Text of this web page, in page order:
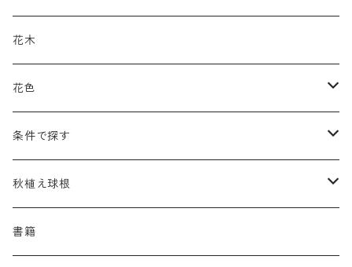
アストランティア
アデノフォラ
カルタ
クランベ
サルウィア
サングイソルバ
タ行
タナケツム
タリクトルム
ナ行
ネペタ
ハ行
パエオニア
バプティシア
マ行
ムクゲニア
ラ行
アコニツム
アルンクス
ギボウシ
キレンゲショウマ
タ行
ティアレラ
ドイツスズラン
ハ行
ブルネラ
プルモナリア
マ行
メルテンシア
ラ行
ランプロカプノス
シダ類
エリムス
カ行
カスマンティウム
カレクス
サ行
スティパ
セスレリア
タ行
デスカンプシア
ハ行
ハコネクロア
マ行
原種類
ハマナシの交配種（HRg）
ランブラー
クライマー
半つる
花木
花色
黒
青
緑
条件で探す
蜜源植物
グランドカバーにも良い植物
秋植え球根
アリウム
書籍